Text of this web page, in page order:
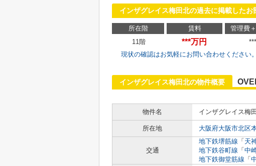
インザグレイス梅田北の過去に掲載したお
所在階 賃料 管理費
11階
***万円 ***
現状の確認はお気軽にお問い合わせください。
インザグレイス梅田北の物件概要
物件名
インザグレイス梅
所在地 大阪府大阪市北区
交通
地下鉄堺筋線 「 天
地下鉄谷町線 「 中
地下鉄御堂筋線 「